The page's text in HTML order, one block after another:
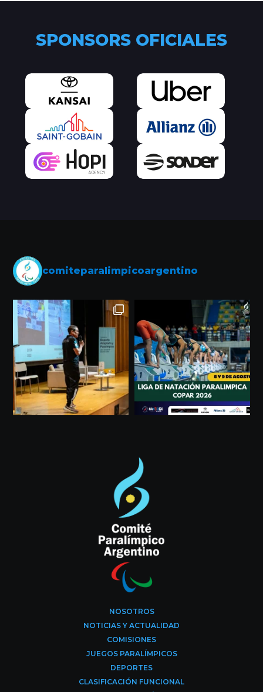
SPONSORS OFICIALES
comiteparalimpicoargentino
NOSOTROS
NOTICIAS Y ACTUALIDAD
COMISIONES
JUEGOS PARALÍMPICOS
DEPORTES
CLASIFICACIÓN FUNCIONAL